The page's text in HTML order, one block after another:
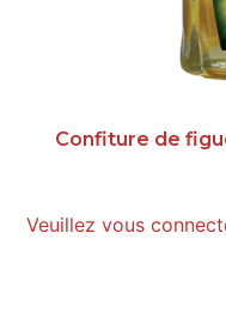
Confiture de
Veuillez vous